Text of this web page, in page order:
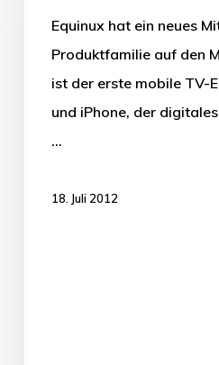
Equinux hat ein neues
Produktfamilie auf den
ist der erste mobile TV-
und iPhone, der
…
18. Juli 2012